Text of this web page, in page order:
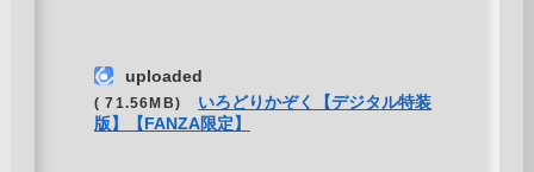
uploaded
( 71.56MB)
いろどりかぞく【デジタル特装
版】【FANZA限定】